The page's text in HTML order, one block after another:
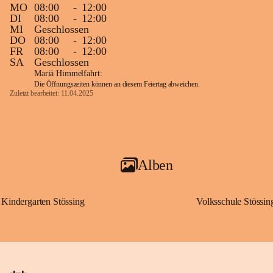
MO 08:00 - 12:00
DI
08:00 - 12:00
MI
Geschlossen
DO
08:00 - 12:00
FR
08:00 - 12:00
SA
Geschlossen
Mariä Himmelfahrt:
Die Öffnungszeiten können an diesem Feiertag abweichen.
Zuletzt bearbeitet: 11.04.2025
Alben
Kindergarten Stössing Volksschule